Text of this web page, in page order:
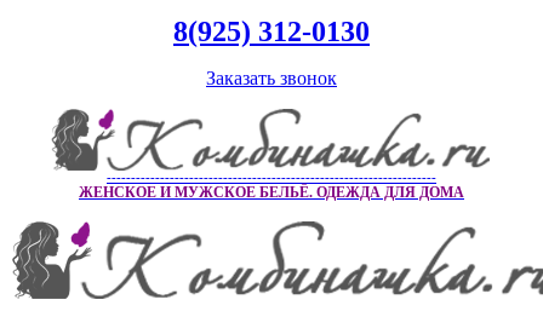
8(925) 312-0130
Заказать звонок
--------------------------------------------------------------------
ЖЕНСКОЕ И МУЖСКОЕ БЕЛЬЁ. ОДЕЖДА ДЛЯ ДОМА